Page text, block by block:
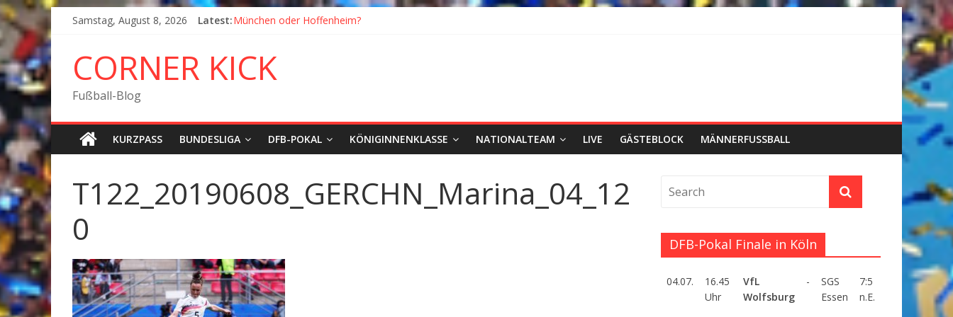
Samstag, August 8, 2026 Latest:München oder Hoffenheim?
Der Pokal geht nach Wolfsburg
München wird Vizemeister, Köln geht mit Jena in Liga zwei
CORNER KICK
Fußball-Blog
KURZPASS BUNDESLIGA DFB-POKAL KÖNIGINNENKLASSE NATIONALTEAM LIVE GÄSTEBLOCK MÄNNERFUSSBALL
T122_20190608_GERCHN_Marina_04_12
0
DFB-Pokal Finale in Köln
04.07.
16.45
Uhr
VfL
Wolfsburg
-
SGS
Essen
7:5
n.E.